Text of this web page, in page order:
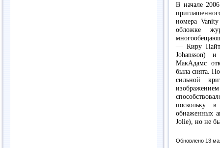
В начале
номера
обложке
— Киру
Johansson)
МакАдамс
была снята.
сильной
поскольку в
обнаженных
Jolie), но не
Обновлено 13